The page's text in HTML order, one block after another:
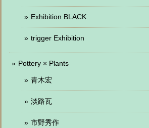
Exhibition BLACK
trigger Exhibition
Pottery × Plants
青木宏
淡路瓦
市野秀作